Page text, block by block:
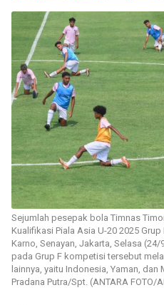
Sejumlah pesepak bola Timnas
Kualifikasi Piala Asia U-20 2025
Karno, Senayan, Jakarta, Selasa
pada Grup F kompetisi tersebut
lainnya, yaitu Indonesia, Yaman,
Pradana Putra/Spt. (ANTARA FOTO/